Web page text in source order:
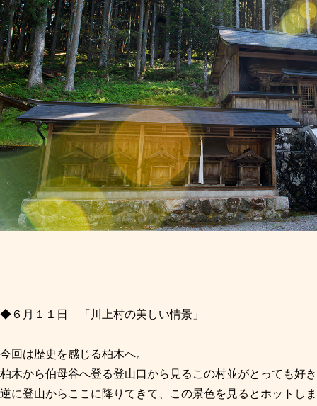
◆６月１１日 「川上村の美しい情景」
今回は歴史を感じる柏木へ。
柏木から伯母谷へ登る登山口から見るこの村並がとっても好
逆に登山からここに降りてきて、この景色を見るとホットし